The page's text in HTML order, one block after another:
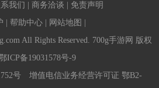
我们 商务洽谈
免责声明
帮助中心 网站地图
All Rights Reserved. 700g手游网 版权
ICP备19031578号-9
号增值电信业务经营许可证 鄂B2-